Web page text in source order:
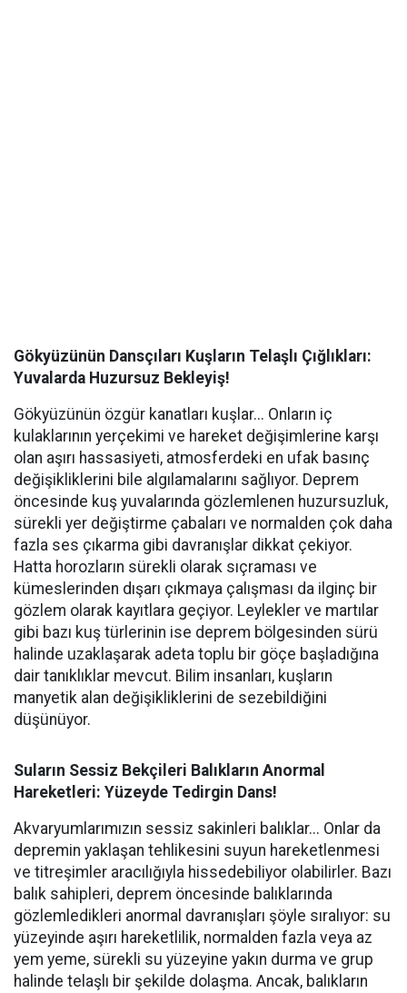
Gökyüzünün Dansçıları Kuşların Telaşlı Çığlıkları:
Yuvalarda Huzursuz Bekleyiş!
Gökyüzünün özgür kanatları kuşlar... Onların iç
kulaklarının yerçekimi ve hareket değişimlerine karşı
olan aşırı hassasiyeti, atmosferdeki en ufak basınç
değişikliklerini bile algılamalarını sağlıyor. Deprem
öncesinde kuş yuvalarında gözlemlenen huzursuzluk,
sürekli yer değiştirme çabaları ve normalden çok daha
fazla ses çıkarma gibi davranışlar dikkat çekiyor.
Hatta horozların sürekli olarak sıçraması ve
kümeslerinden dışarı çıkmaya çalışması da ilginç bir
gözlem olarak kayıtlara geçiyor. Leylekler ve martılar
gibi bazı kuş türlerinin ise deprem bölgesinden sürü
halinde uzaklaşarak adeta toplu bir göçe başladığına
dair tanıklıklar mevcut. Bilim insanları, kuşların
manyetik alan değişikliklerini de sezebildiğini
düşünüyor.
Suların Sessiz Bekçileri Balıkların Anormal
Hareketleri: Yüzeyde Tedirgin Dans!
Akvaryumlarımızın sessiz sakinleri balıklar... Onlar da
depremin yaklaşan tehlikesini suyun hareketlenmesi
ve titreşimler aracılığıyla hissedebiliyor olabilirler. Bazı
balık sahipleri, deprem öncesinde balıklarında
gözlemledikleri anormal davranışları şöyle sıralıyor: su
yüzeyinde aşırı hareketlilik, normalden fazla veya az
yem yeme, sürekli su yüzeyine yakın durma ve grup
halinde telaşlı bir şekilde dolaşma. Ancak, balıkların